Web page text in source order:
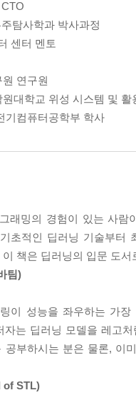
기
예측 모델 레시피
분류모델 레시피
예측 모델 레시피
분류모델 레시피
클래스분류모델 레시피
탐사학과 박사과정
센터 멘토
연구원
대학교 위성 시스템 및 활
기컴퓨터공학부 학사
래밍의 경험이 있는 사
초적인 딥러닝 기술부
책은 딥러닝의 입문 도
팀)
이 성능을 좌우하는 가
자는 딥러닝 모델을 레고
공부하시는 분은 물론, 이
of STL)